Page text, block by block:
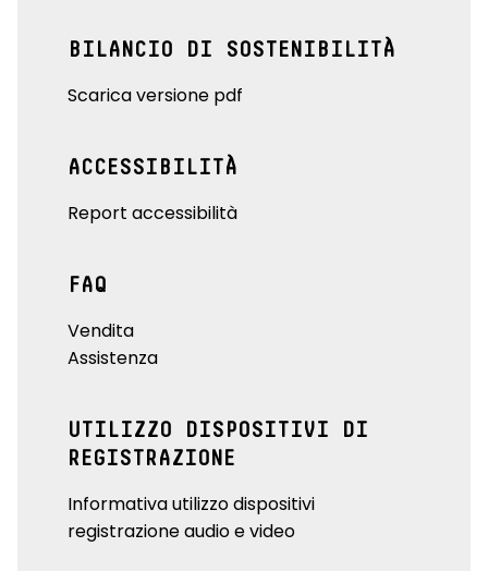
BILANCIO DI SOSTENIBILITÀ
Scarica versione pdf
ACCESSIBILITÀ
Report accessibilità
FAQ
Vendita
Assistenza
UTILIZZO DISPOSITIVI DI
REGISTRAZIONE
Informativa utilizzo dispositivi
registrazione audio e video